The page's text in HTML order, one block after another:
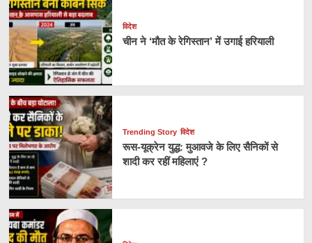
विदेश
चीन ने ‘मौत के रेगिस्तान’ में उगाई हरियाली
Trending Story विदेश
रूस-यूक्रेन युद्ध: मुआवजे के लिए सैनिकों से
शादी कर रहीं महिलाएं ?